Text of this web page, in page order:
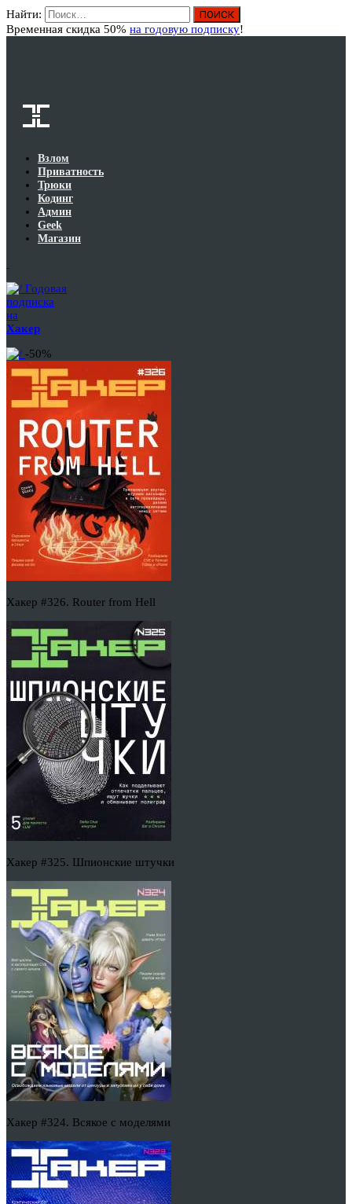
Найти:
Временная скидка 50% на годовую подписку!
Взлом
Приватность
Трюки
Кодинг
Админ
Geek
Магазин
Годовая
подписка
на
Хакер
-50%
Хакер #326. Router from Hell
Хакер #325. Шпионские штучки
Хакер #324. Всякое с моделями